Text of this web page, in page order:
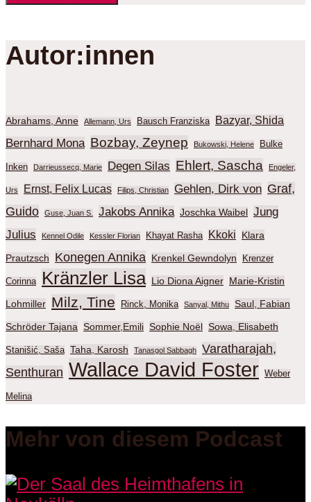
Autor:innen
Abrahams, Anne Allemann, Urs Bausch Franziska Bazyar, Shida
Bernhard Mona Bozbay, Zeynep Bukowski, Helene Bulke
Inken Darrieussecq, Marie Degen Silas Ehlert, Sascha Engeler,
Urs Ernst, Felix Lucas Filips, Christian Gehlen, Dirk von Graf,
Guido
Guse, Juan S. Jakobs Annika Joschka Waibel Jung
Julius
Kennel Odile Kessler Florian Khayat Rasha Kkoki Klara
Prautzsch Konegen Annika Krenkel Gewndolyn Krenzer
Corinna Kränzler Lisa Lio Diona Aigner Marie-Kristin
Lohmiller Milz, Tine Rinck, Monika Sanyal, Mithu Saul, Fabian
Schröder Tajana Sommer,Emili Sophie Noël Sowa, Elisabeth
Stanišić, Saša Taha, Karosh Tanasgol Sabbagh
Varatharajah,
Senthuran Wallace David Foster Weber
Melina
Mehr von diesem Podcast